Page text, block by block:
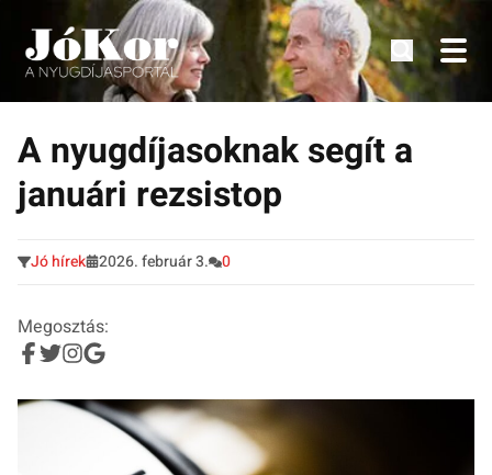
Tovább
tartalomra
Tudnivalók, érdekességek idősek számára.
A nyugdíjasoknak segít a
januári rezsistop
Jó hírek 2026. február 3. 0
Megosztás: